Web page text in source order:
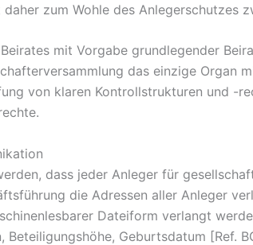
zum Wohle des Anlegerschutzes
mit Vorgabe grundlegender
das einzige Organ
von klaren Kontrollstrukturen und -
dass jeder Anleger für
die Adressen aller Anleger
Dateiform verlangt
Beteiligungshöhe, Geburtsdatum [Ref.